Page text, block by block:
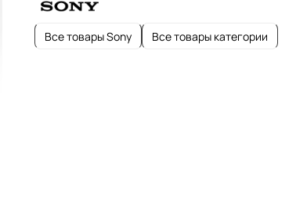
Все товары Sony Все товары категории